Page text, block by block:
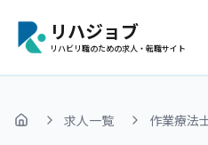
リハジョブ
リハビリ職のための求人・転職サイト
ホーム 求人一覧 作業療法